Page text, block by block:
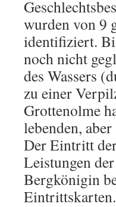
wurden von 9
identifiziert.
noch nicht
des Wassers
zu einer
Grottenolme
lebenden,
Der Eintritt
Leistungen
Bergkönigin
Eintrittskarten.